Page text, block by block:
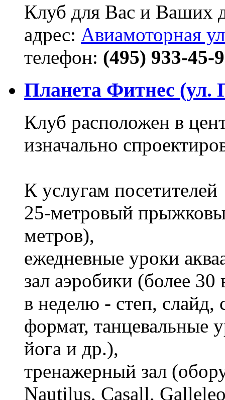
Клуб для Вас и Ваших
адрес: Авиамоторная
телефон: (495) 933-45-
Планета Фитнес (ул.
Клуб расположен в
изначально
К услугам посетителей
25-метровый
метров),
ежедневные уроки
зал аэробики (более
в неделю - степ,
формат, танцевальные
йога и др.),
тренажерный зал
Nautilus, Casall,